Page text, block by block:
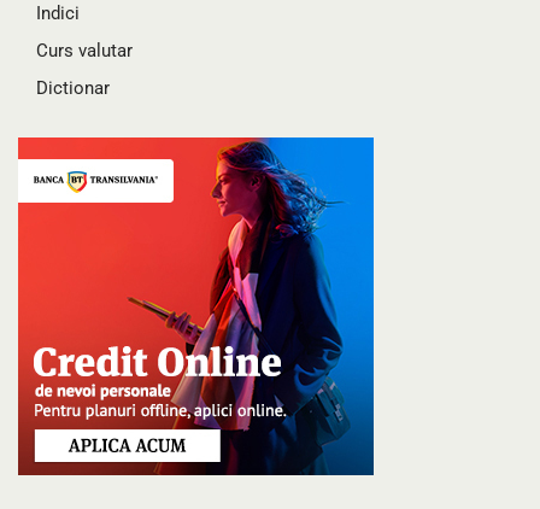
Indici
Curs valutar
Dictionar